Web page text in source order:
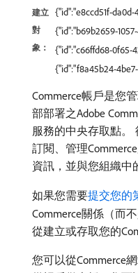
建立
對
象：
{"id":"e8ccd51f-
{"id":"b69b2659-
{"id":"c66ffd68-0f65-
{"id":"f8a45b24-
Commerce帳戶是您
部部署之Adobe
服務的中央存取點。
訂閱、管理
資訊，並與您組織中
如果您需要提交您的
Commerce關係（而
從建立或存取您的
您可以從Commerce